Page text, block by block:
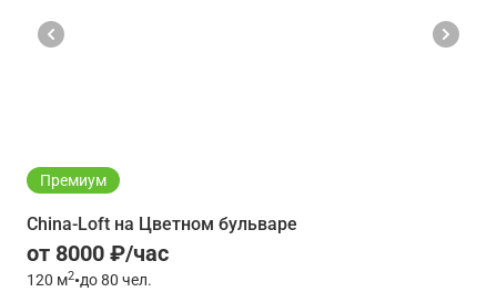
Премиум
China-Loft на Цветном бульваре
от 8000 ₽/час
120 м2•до 80 чел.